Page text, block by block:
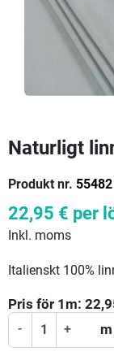
Naturligt
Produkt nr. 55482
22,95 € per
Inkl. moms
Italienskt 100%
Pris för 1 m:
- + m